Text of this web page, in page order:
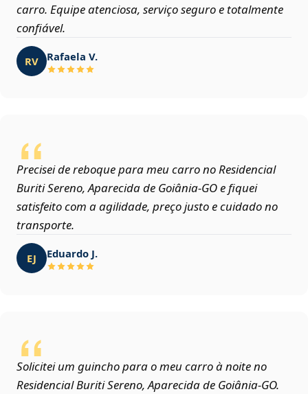
carro. Equipe atenciosa, serviço seguro e totalmente
confiável.
RV Rafaela V.
Precisei de reboque para meu carro no Residencial
Buriti Sereno, Aparecida de Goiânia‑GO e fiquei
satisfeito com a agilidade, preço justo e cuidado no
transporte.
EJ Eduardo J.
Solicitei um guincho para o meu carro à noite no
Residencial Buriti Sereno, Aparecida de Goiânia‑GO.